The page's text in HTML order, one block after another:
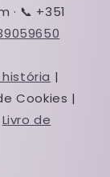
📞 +351
|
Cookies |
Livro de